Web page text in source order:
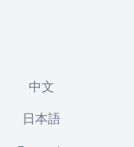
中文
日本語